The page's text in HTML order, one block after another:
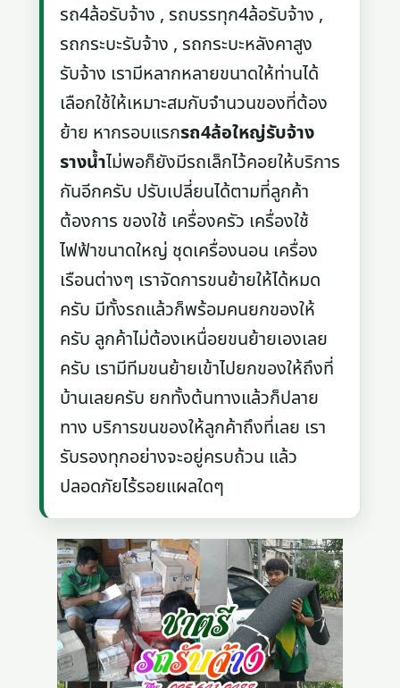
รถ4ล้อรับจ้าง , รถบรรทุก4ล้อรับจ้าง ,
รถกระบะรับจ้าง , รถกระบะหลังคาสูง
รับจ้าง เรามีหลากหลายขนาดให้ท่านได้
เลือกใช้ให้เหมาะสมกับจำนวนของที่ต้อง
ย้าย หากรอบแรกรถ4ล้อใหญ่รับจ้าง
รางน้ำไม่พอก็ยังมีรถเล็กไว้คอยให้บริการ
กันอีกครับ ปรับเปลี่ยนได้ตามที่ลูกค้า
ต้องการ ของใช้ เครื่องครัว เครื่องใช้
ไฟฟ้าขนาดใหญ่ ชุดเครื่องนอน เครื่อง
เรือนต่างๆ เราจัดการขนย้ายให้ได้หมด
ครับ มีทั้งรถแล้วก็พร้อมคนยกของให้
ครับ ลูกค้าไม่ต้องเหนื่อยขนย้ายเองเลย
ครับ เรามีทีมขนย้ายเข้าไปยกของให้ถึงที่
บ้านเลยครับ ยกทั้งต้นทางแล้วก็ปลาย
ทาง บริการขนของให้ลูกค้าถึงที่เลย เรา
รับรองทุกอย่างจะอยู่ครบถ้วน แล้ว
ปลอดภัยไร้รอยแผลใดๆ